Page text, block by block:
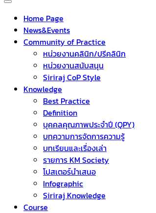
การจัดการความรู้ (KM)
SIRIRAJ Knowledge Management
Home Page
News&Events
Community of Practice
หน่วยงานคลินิก/ปรีคลินิก
หน่วยงานสนับสนุน
Siriraj CoP Style
Knowledge
Best Practice
Definition
บุคคลคุณภาพประจำปี (QPY)
บทความการจัดการความรู้
บทเรียนและเรื่องเล่า
รายการ KM Society
โปสเตอร์นำเสนอ
Infographic
Siriraj Knowledge
Course